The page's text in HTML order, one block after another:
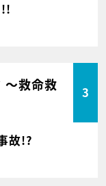
～救命救
3
故!?